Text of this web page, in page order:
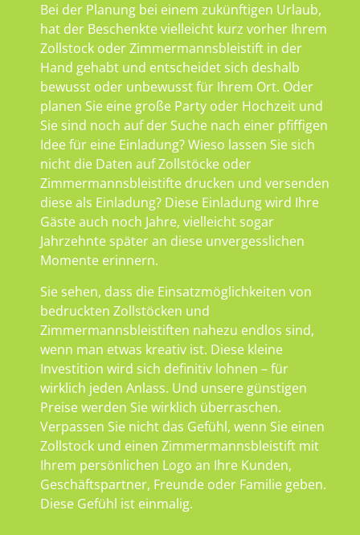
Bei der Planung bei einem zukünftigen Urlaub,
hat der Beschenkte vielleicht kurz vorher Ihrem
Zollstock oder Zimmermannsbleistift in der
Hand gehabt und entscheidet sich deshalb
bewusst oder unbewusst für Ihrem Ort. Oder
planen Sie eine große Party oder Hochzeit und
Sie sind noch auf der Suche nach einer pfiffigen
Idee für eine Einladung? Wieso lassen Sie sich
nicht die Daten auf Zollstöcke oder
Zimmermannsbleistifte drucken und versenden
diese als Einladung? Diese Einladung wird Ihre
Gäste auch noch Jahre, vielleicht sogar
Jahrzehnte später an diese unvergesslichen
Momente erinnern.
Sie sehen, dass die Einsatzmöglichkeiten von
bedruckten Zollstöcken und
Zimmermannsbleistiften nahezu endlos sind,
wenn man etwas kreativ ist. Diese kleine
Investition wird sich definitiv lohnen – für
wirklich jeden Anlass. Und unsere günstigen
Preise werden Sie wirklich überraschen.
Verpassen Sie nicht das Gefühl, wenn Sie einen
Zollstock und einen Zimmermannsbleistift mit
Ihrem persönlichen Logo an Ihre Kunden,
Geschäftspartner, Freunde oder Familie geben.
Diese Gefühl ist einmalig.